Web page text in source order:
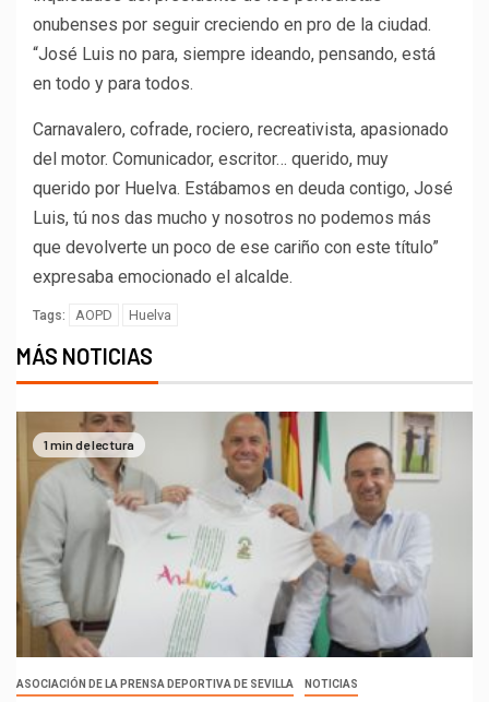
onubenses por seguir creciendo en pro de la ciudad.
“José Luis no para, siempre ideando, pensando, está
en todo y para todos.
Carnavalero, cofrade, rociero, recreativista, apasionado
del motor. Comunicador, escritor… querido, muy
querido por Huelva. Estábamos en deuda contigo, José
Luis, tú nos das mucho y nosotros no podemos más
que devolverte un poco de ese cariño con este título”
expresaba emocionado el alcalde.
Tags: AOPD Huelva
MÁS NOTICIAS
1 min de lectura
ASOCIACIÓN DE LA PRENSA DEPORTIVA DE SEVILLA NOTICIAS